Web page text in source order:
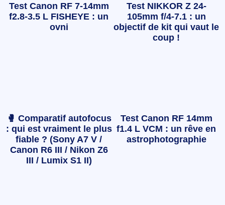
Test Canon RF 7-14mm
f2.8-3.5 L FISHEYE : un
ovni
Test NIKKOR Z 24-
105mm f/4-7.1 : un
objectif de kit qui vaut le
coup !
🥊 Comparatif autofocus
: qui est vraiment le plus
fiable ? (Sony A7 V /
Canon R6 III / Nikon Z6
III / Lumix S1 II)
Test Canon RF 14mm
f1.4 L VCM : un rêve en
astrophotographie